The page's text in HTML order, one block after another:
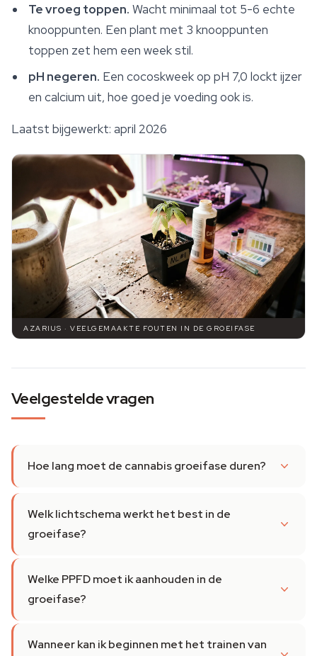
Te vroeg toppen. Wacht minimaal tot 5-6 echte
knooppunten. Een plant met 3 knooppunten
toppen zet hem een week stil.
pH negeren. Een cocoskweek op pH 7,0 lockt ijzer
en calcium uit, hoe goed je voeding ook is.
Laatst bijgewerkt: april 2026
AZARIUS · VEELGEMAAKTE FOUTEN IN DE GROEIFASE
Veelgestelde vragen
Hoe lang moet de cannabis groeifase duren?
Welk lichtschema werkt het best in de
groeifase?
Welke PPFD moet ik aanhouden in de
groeifase?
Wanneer kan ik beginnen met het trainen van